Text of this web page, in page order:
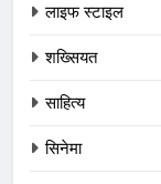
लाइफ स्टाइल
शख्सियत
साहित्य
सिनेमा